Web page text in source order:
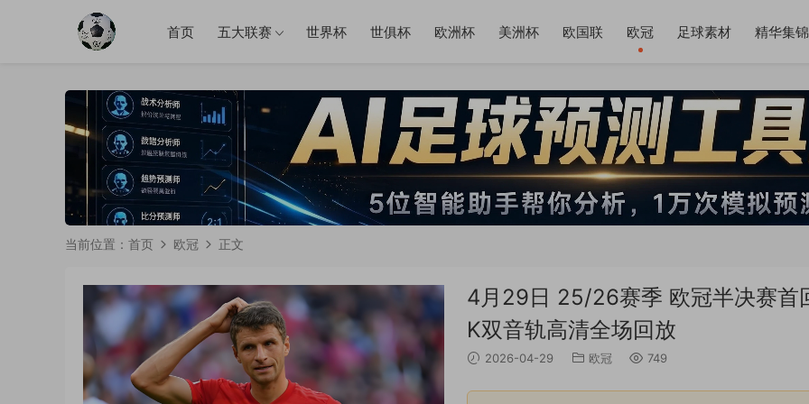
首页 五大联赛 世界杯 世俱杯 欧洲杯 美洲杯 欧国联 欧冠 足球素材 精华集锦
当前位置： 首页 欧冠 正文
4月29日 25/26赛季 欧冠半决赛首
K双音轨高清全场回放
2026-04-29 欧冠 749